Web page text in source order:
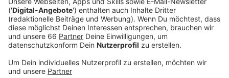
Hans-Böckler-Platz, ist ab sofort wieder
freigegeben. Die Stadt hat den beschädigten
Holzbelag repariert und die Absperrungen Anfang
der Woche entfernt.
Veröffentlicht:Dienstag, 10.02.2026 15:37